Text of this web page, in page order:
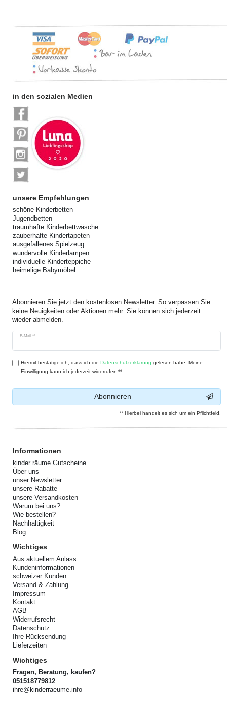
in den sozialen Medien
unsere Empfehlungen
schöne Kinderbetten
Jugendbetten
traumhafte Kinderbettwäsche
zauberhafte Kindertapeten
ausgefallenes Spielzeug
wundervolle Kinderlampen
individuelle Kinderteppiche
heimelige Babymöbel
Abonnieren Sie jetzt den kostenlosen Newsletter. So verpassen Sie
keine Neuigkeiten oder Aktionen mehr. Sie können sich jederzeit
wieder abmelden.
E-Mail **
Newsletter
Hiermit bestätige ich, dass ich dieDaten­schutz­erklärung gelesen habe. Meine
Einwilligung kann ich jederzeit widerrufen.**
Abonnieren
** Hierbei handelt es sich um ein Pflichtfeld.
Informationen
kinder räume Gutscheine
Über uns
unser Newsletter
unsere Rabatte
unsere Versandkosten
Warum bei uns?
Wie bestellen?
Nachhaltigkeit
Blog
Wichtiges
Aus aktuellem Anlass
Kundeninformationen
schweizer Kunden
Versand & Zahlung
Impressum
Kontakt
AGB
Widerrufsrecht
Datenschutz
Ihre Rücksendung
Lieferzeiten
Wichtiges
Fragen, Beratung, kaufen?
051518779812
ihre@kinderraeume.info